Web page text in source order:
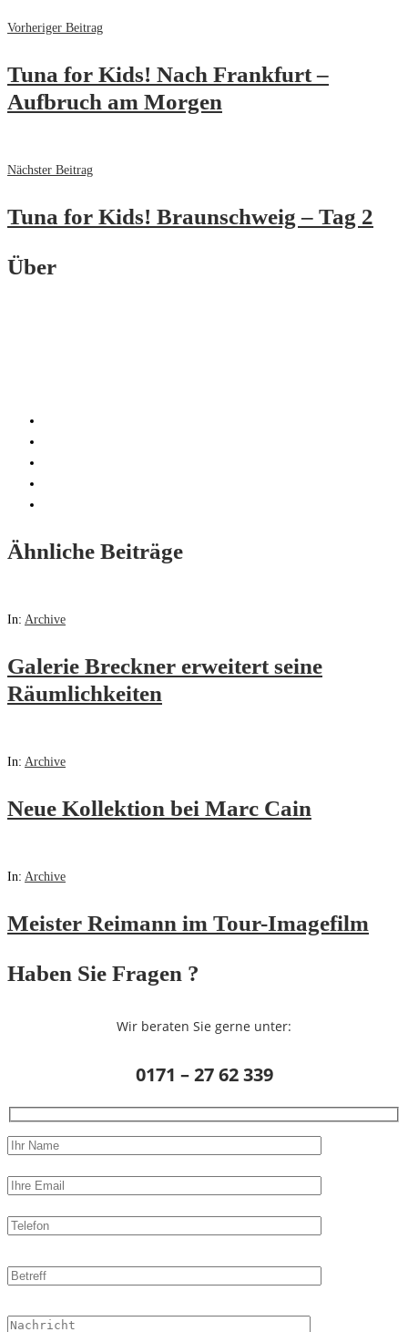
Vorheriger Beitrag
Tuna for Kids! Nach Frankfurt –
Aufbruch am Morgen
Nächster Beitrag
Tuna for Kids! Braunschweig – Tag 2
Über
Ähnliche Beiträge
In: Archive
Galerie Breckner erweitert seine
Räumlichkeiten
In: Archive
Neue Kollektion bei Marc Cain
In: Archive
Meister Reimann im Tour-Imagefilm
Haben Sie Fragen ?
Wir beraten Sie gerne unter:
0171 – 27 62 339